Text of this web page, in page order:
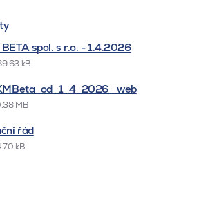
spol. s r.o. - 1.4.2026
kB
_web
MB
řád
kB